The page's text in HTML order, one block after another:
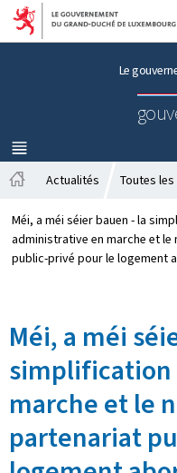
Aller au
Aller
Le
MENU
PRINCIPAL
c
c
u
Actualités Toutes
Méi, a méi séier bauen - la
administrative en marche et
public-privé pour le logement
Méi, a méi
simplification
marche et le
partenariat